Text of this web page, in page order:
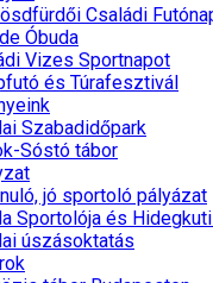
Családi
Óbuda
Vizes Sportnapot
és Túrafesztivál
Szabadidőpark
Sóstó tábor
jó sportoló pályázat
Sportolója és
úszásoktatás